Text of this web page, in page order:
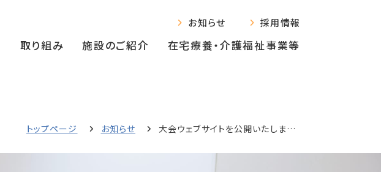
お知らせ 採用情報
取り組み 施設のご紹介 在宅療養‧介護福祉事業等
トップページ お知らせ 大会ウェブサイトを公開いたしました | 第7回日本スティミュレーションセラピー学会 学術大会